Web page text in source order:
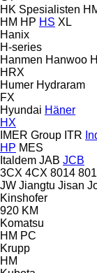
HK Spesialisten
HM HP HS XL
Hanix
H-series
Hanmen Hanwoo
HRX
Humer Hydraram
FX
Hyundai Häner
HX
IMER Group ITR
HP MES
Italdem JAB JCB
3CX 4CX 8014
JW Jiangtu Jisan
Kinshofer
920 KM
Komatsu
HM PC
Krupp
HM